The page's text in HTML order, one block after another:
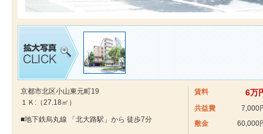
京都市北区小山東元町19
１Ｋ:（27.18㎡）
■地下鉄烏丸線 「北大路駅」から 徒歩7分
賃料 6万
共益費
7,000
敷金
60,000